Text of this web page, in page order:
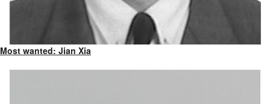
Most wanted: Jian Xia